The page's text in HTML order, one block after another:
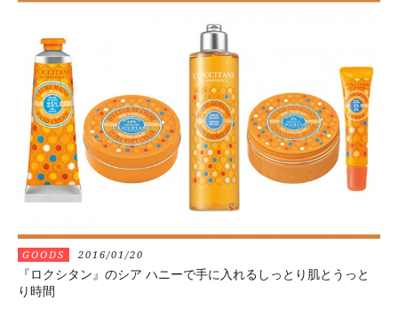
GOODS 2016/01/20
『ロクシタン』のシア ハニーで手に入れるしっとり肌とうっと
り時間